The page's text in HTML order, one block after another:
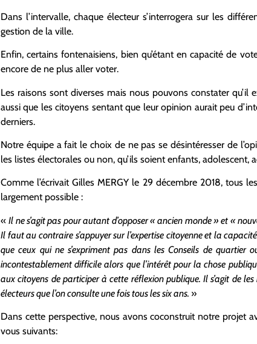
Dans l’intervalle, chaque électeur s’interrogera sur les
gestion de la ville.
Enfin, certains fontenaisiens, bien qu’étant en capacité de
encore de ne plus aller voter.
Les raisons sont diverses mais nous pouvons constater qu’il
aussi que les citoyens sentant que leur opinion aurait peu
derniers.
Notre équipe a fait le choix de ne pas se désintéresser de
les listes électorales ou non, qu’ils soient enfants, adolescent,
Comme l’écrivait Gilles MERGY le 29 décembre 2018, tous
largement possible :
«Il ne s’agit pas pour autant d’opposer « ancien monde » et «
Il faut au contraire s’appuyer sur l’expertise citoyenne et la
que ceux qui ne s’expriment pas dans les Conseils de quartier
incontestablement difficile alors que l’intérêt pour la chose
aux citoyens de participer à cette réflexion publique. Il s’agit de
électeurs que l’on consulte une fois tous les six ans. »
Dans cette perspective, nous avons coconstruit notre projet
vous suivants: